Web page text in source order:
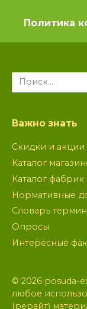
Политика
Search
for:
Важно знать
Скидки и акции
Каталог
Каталог фабрик
Нормативные
Словарь
Опросы
Интересные
© 2026 posuda-
любое
(рерайт)